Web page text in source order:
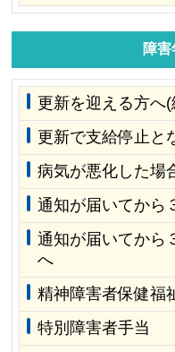
障
更新を迎える方へ
更新で支給停止と
病気が悪化した場
通知が届いてから
通知が届いてから
へ
精神障害者保健福
特別障害者手当